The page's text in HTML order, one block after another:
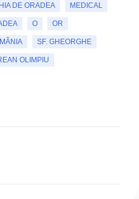
DE ORADEA MEDICAL
O OR
SF. GHEORGHE
OLIMPIU